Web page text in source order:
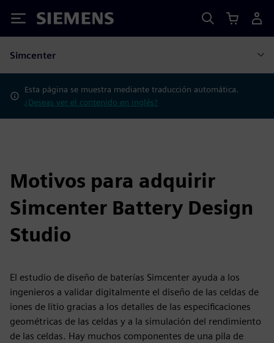
Siemens
Simcenter
Esta página se muestra mediante traducción automática.
¿Deseas ver el contenido en inglés?
Motivos para adquirir
Simcenter Battery Design
Studio
El estudio de diseño de baterías Simcenter ayuda a los
ingenieros a validar digitalmente el diseño de las celdas de
iones de litio gracias a los detalles de las especificaciones
geométricas de las celdas y a la simulación del rendimiento
de las celdas. Hay muchos componentes de una pila de